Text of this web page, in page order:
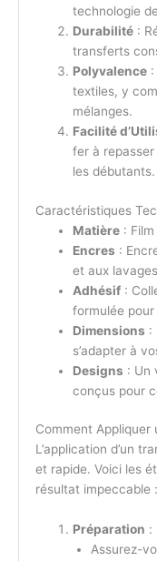
technologie
Durabilité:
transferts
Polyvalence:
textiles, y
mélanges.
Facilité
fer à
les débutants.
Caractéristiques
Matière: Film
Encres :
et aux
Adhésif:
formulée
Dimensions :
s’adapter à
Designs : Un
conçus pour
Comment Appliquer
L’application d’un
et rapide. Voici les
résultat impeccable :
Préparation :
Assurez-